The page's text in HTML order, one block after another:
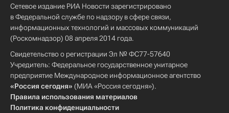
Сетевое издание РИА Новости зарегистрировано
в Федеральной службе по надзору в сфере связи,
информационных технологий и массовых коммуникаций
(Роскомнадзор) 08 апреля 2014 года.
Свидетельство о регистрации Эл № ФС77-57640
Учредитель: Федеральное государственное унитарное
предприятие Международное информационное агентство
«Россия сегодня» (МИА «Россия сегодня»).
Правила использования материалов
Политика конфиденциальности